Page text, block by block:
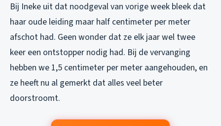
Bij Ineke uit dat noodgeval van vorige week bleek dat
haar oude leiding maar half centimeter per meter
afschot had. Geen wonder dat ze elk jaar wel twee
keer een ontstopper nodig had. Bij de vervanging
hebben we 1,5 centimeter per meter aangehouden, en
ze heeft nu al gemerkt dat alles veel beter
doorstroomt.